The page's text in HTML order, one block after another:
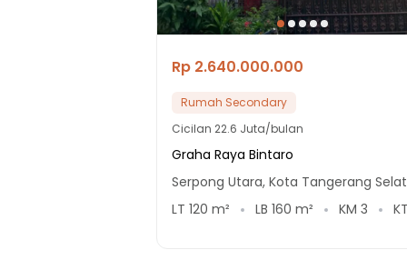
Rp 2.640.000.000
Rumah Secondary
Cicilan 22.6 Juta/bulan
Graha Raya Bintaro
Serpong Utara, Kota Tangerang
LT 120 m² LB 160 m² KM 3 KT